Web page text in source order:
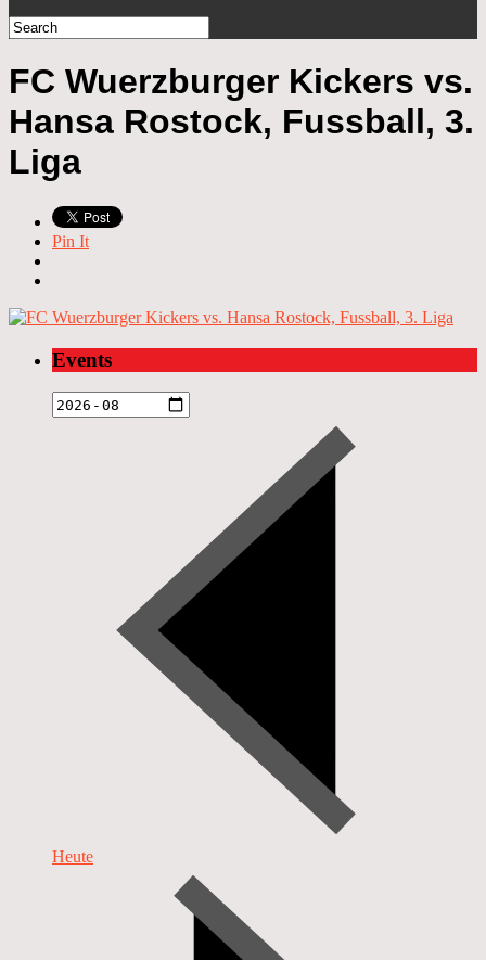
FC Wuerzburger Kickers vs.
Hansa Rostock, Fussball, 3.
Liga
Pin It
Events
Heute